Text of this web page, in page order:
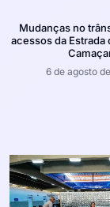
Mudanças no
acessos da Estrada
6 de agosto